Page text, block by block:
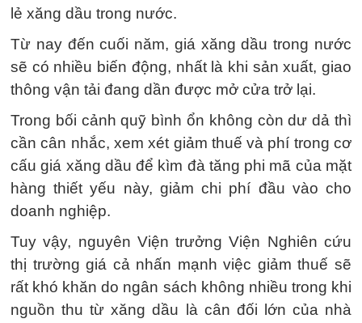
lẻ xăng dầu trong nước.
Từ nay đến cuối năm, giá xăng dầu trong nước
sẽ có nhiều biến động, nhất là khi sản xuất, giao
thông vận tải đang dần được mở cửa trở lại.
Trong bối cảnh quỹ bình ổn không còn dư dả thì
cần cân nhắc, xem xét giảm thuế và phí trong cơ
cấu giá xăng dầu để kìm đà tăng phi mã của mặt
hàng thiết yếu này, giảm chi phí đầu vào cho
doanh nghiệp.
Tuy vậy, nguyên Viện trưởng Viện Nghiên cứu
thị trường giá cả nhấn mạnh việc giảm thuế sẽ
rất khó khăn do ngân sách không nhiều trong khi
nguồn thu từ xăng dầu là cân đối lớn của nhà